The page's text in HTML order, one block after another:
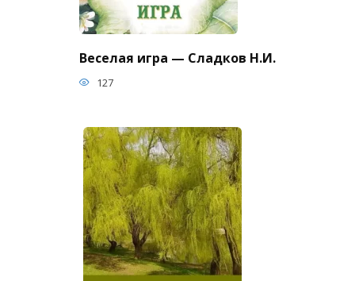
Веселая игра — Сладков Н.И.
127